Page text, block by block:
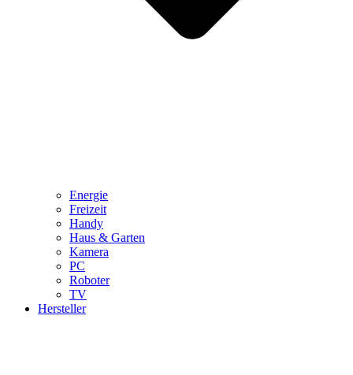
Energie
Freizeit
Handy
Haus & Garten
Kamera
PC
Roboter
TV
Hersteller